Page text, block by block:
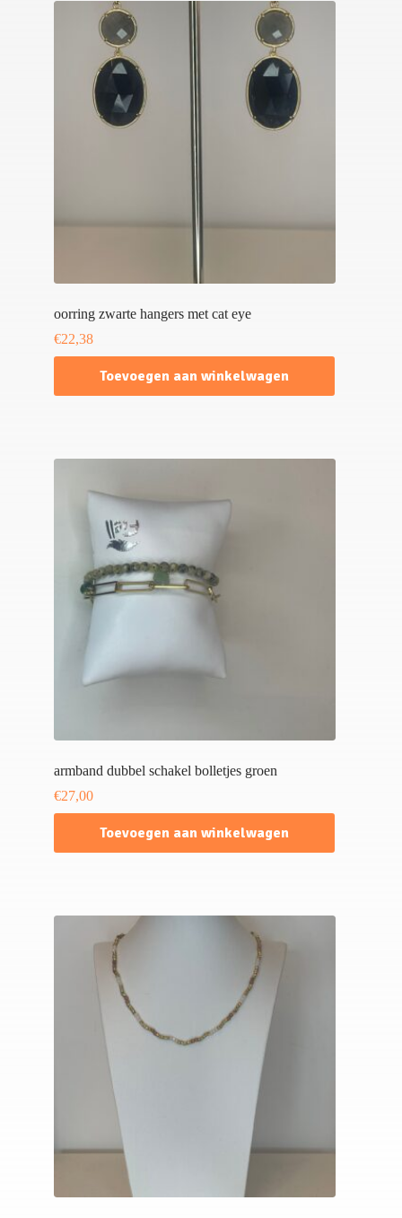
oorring zwarte hangers met cat eye
€22,38
Toevoegen aan winkelwagen
armband dubbel schakel bolletjes groen
€27,00
Toevoegen aan winkelwagen